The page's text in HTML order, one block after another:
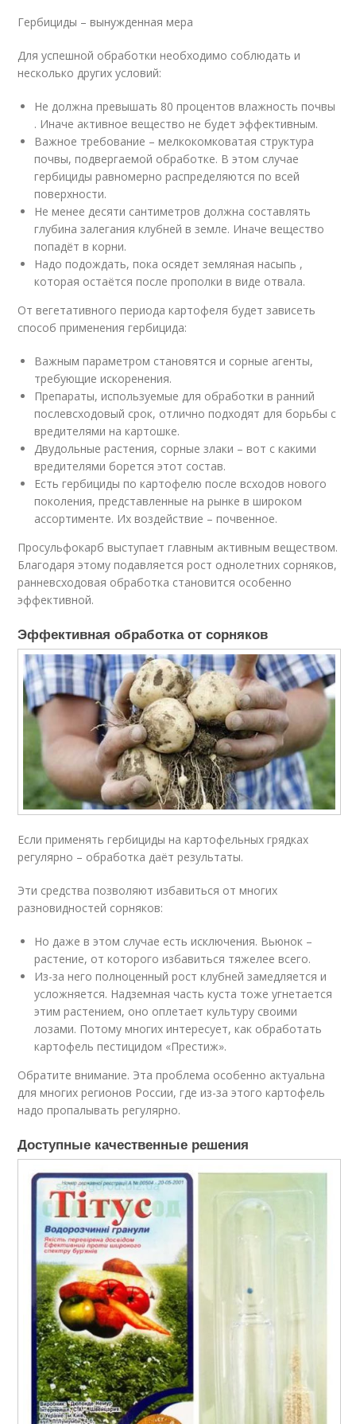
Гербициды – вынужденная мера
Для успешной обработки необходимо соблюдать и
несколько других условий:
Не должна превышать 80 процентов влажность почвы
. Иначе активное вещество не будет эффективным.
Важное требование – мелкокомковатая структура
почвы, подвергаемой обработке. В этом случае
гербициды равномерно распределяются по всей
поверхности.
Не менее десяти сантиметров должна составлять
глубина залегания клубней в земле. Иначе вещество
попадёт в корни.
Надо подождать, пока осядет земляная насыпь ,
которая остаётся после прополки в виде отвала.
От вегетативного периода картофеля будет зависеть
способ применения гербицида:
Важным параметром становятся и сорные агенты,
требующие искоренения.
Препараты, используемые для обработки в ранний
послевсходовый срок, отлично подходят для борьбы с
вредителями на картошке.
Двудольные растения, сорные злаки – вот с какими
вредителями борется этот состав.
Есть гербициды по картофелю после всходов нового
поколения, представленные на рынке в широком
ассортименте. Их воздействие – почвенное.
Просульфокарб выступает главным активным веществом.
Благодаря этому подавляется рост однолетних сорняков,
ранневсходовая обработка становится особенно
эффективной.
Эффективная обработка от сорняков
Если применять гербициды на картофельных грядках
регулярно – обработка даёт результаты.
Эти средства позволяют избавиться от многих
разновидностей сорняков:
Но даже в этом случае есть исключения. Вьюнок –
растение, от которого избавиться тяжелее всего.
Из-за него полноценный рост клубней замедляется и
усложняется. Надземная часть куста тоже угнетается
этим растением, оно оплетает культуру своими
лозами. Потому многих интересует, как обработать
картофель пестицидом «Престиж».
Обратите внимание. Эта проблема особенно актуальна
для многих регионов России, где из-за этого картофель
надо пропалывать регулярно.
Доступные качественные решения